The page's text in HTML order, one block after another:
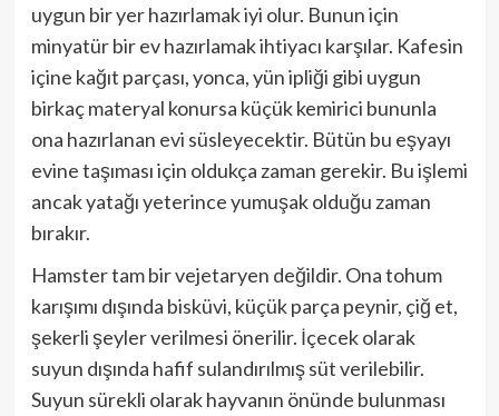
uygun bir yer hazırlamak iyi olur. Bunun için
minyatür bir ev hazırlamak ihtiyacı karşılar. Kafesin
içine kağıt parçası, yonca, yün ipliği gibi uygun
birkaç materyal konursa küçük kemirici bununla
ona hazırlanan evi süsleyecektir. Bütün bu eşyayı
evine taşıması için oldukça zaman gerekir. Bu işlemi
ancak yatağı yeterince yumuşak olduğu zaman
bırakır.
Hamster tam bir vejetaryen değildir. Ona tohum
karışımı dışında bisküvi, küçük parça peynir, çiğ et,
şekerli şeyler verilmesi önerilir. İçecek olarak
suyun dışında hafif sulandırılmış süt verilebilir.
Suyun sürekli olarak hayvanın önünde bulunması